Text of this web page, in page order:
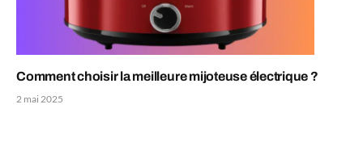
Comment choisir la meilleure mijoteuse électrique ?
2 mai 2025